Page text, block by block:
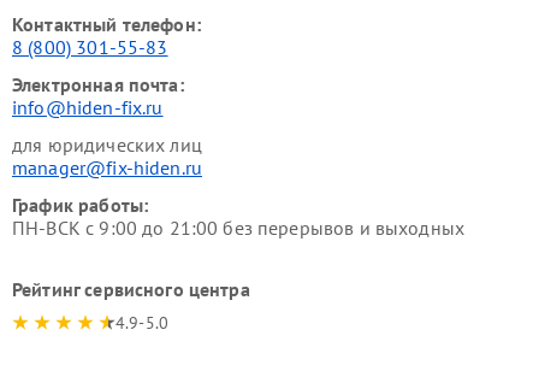
Контактный телефон:
8 (800) 301-55-83
Электронная почта:
info@hiden-fix.ru
для юридических лиц
manager@fix-hiden.ru
График работы:
ПН-ВСК с 9:00 до 21:00 без перерывов и выходных
Рейтинг сервисного центра
4.9-5.0